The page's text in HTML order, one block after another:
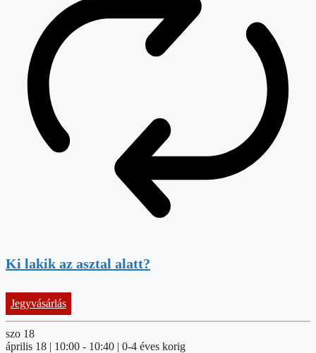
Jegyvásárlás
Ki lakik az asztal alatt?
szo 18
április 18 | 10:00 - 10:40 | 0-4 éves korig